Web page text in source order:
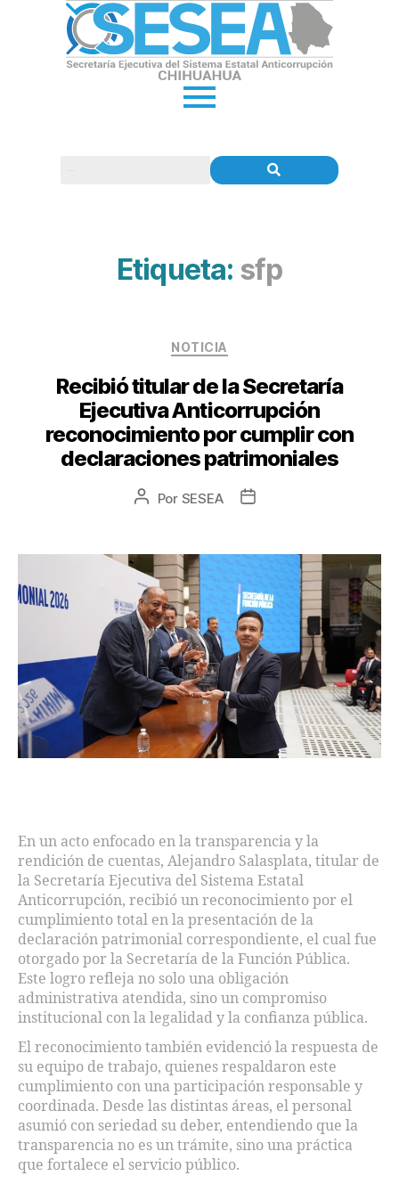
Etiqueta: sfp
NOTICIA
Recibió titular de la Secretaría
Ejecutiva Anticorrupción
reconocimiento por cumplir con
declaraciones patrimoniales
Por SESEA
En un acto enfocado en la transparencia y la
rendición de cuentas, Alejandro Salasplata, titular de
la Secretaría Ejecutiva del Sistema Estatal
Anticorrupción, recibió un reconocimiento por el
cumplimiento total en la presentación de la
declaración patrimonial correspondiente, el cual fue
otorgado por la Secretaría de la Función Pública.
Este logro refleja no solo una obligación
administrativa atendida, sino un compromiso
institucional con la legalidad y la confianza pública.
El reconocimiento también evidenció la respuesta de
su equipo de trabajo, quienes respaldaron este
cumplimiento con una participación responsable y
coordinada. Desde las distintas áreas, el personal
asumió con seriedad su deber, entendiendo que la
transparencia no es un trámite, sino una práctica
que fortalece el servicio público.